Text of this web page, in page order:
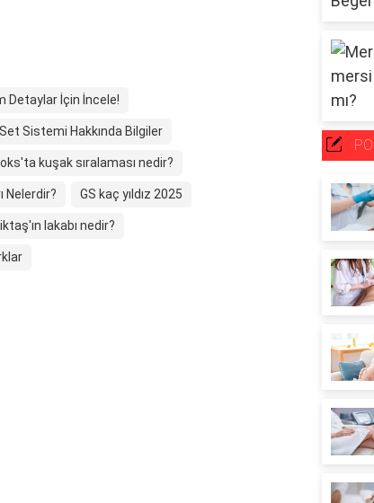
Detaylar İçin İncele!
Sistemi Hakkında Bilgiler
kuşak sıralaması nedir?
Nelerdir? GS kaç yıldız 2025
lakabı nedir?